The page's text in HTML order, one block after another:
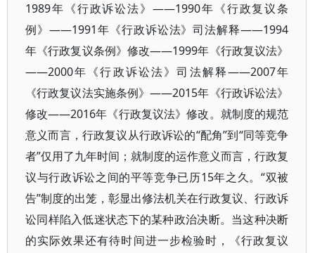
1989年《行政诉讼法》——1990年《行政复议条
例》——1991年《行政诉讼法》司法解释——1994
年《行政复议条例》修改——1999年《行政复议法》
——2000年《行政诉讼法》司法解释——2007年
《行政复议法实施条例》——2015年《行政诉讼法》
修改——2016年《行政复议法》修改。就制度的规范
意义而言，行政复议从行政诉讼的“配角”到“同等竞争
者”仅用了九年时间；就制度的运作意义而言，行政复
议与行政诉讼之间的平等竞争已历15年之久。“双被
告”制度的出笼，彰显出修法机关在行政复议、行政诉
讼同样陷入低迷状态下的某种政治决断。当这种决断
的实际效果还有待时间进一步检验时，《行政复议